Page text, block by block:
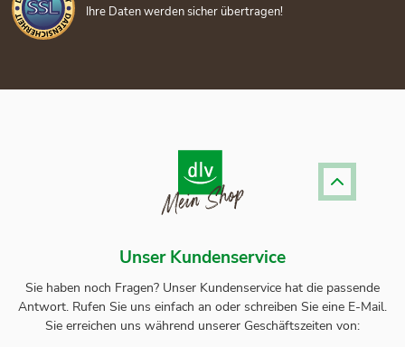
Ihre Daten werden sicher übertragen!
Unser Kundenservice
Sie haben noch Fragen? Unser Kundenservice hat die passende
Antwort. Rufen Sie uns einfach an oder schreiben Sie eine E-Mail.
Sie erreichen uns während unserer Geschäftszeiten von: